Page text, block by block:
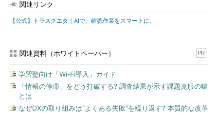
関連リンク
【公式】トラスクエタ｜AIで、確認作業をスマートに。
関連資料（ホワイトペーパー） PR
学習塾向け「Wi-Fi導入」ガイド
「情報の停滞」をどう打破する? 調査結果が示す課題克服の鍵
とは
なぜDXの取り組みは“よくある失敗”を繰り返す? 本質的な改革